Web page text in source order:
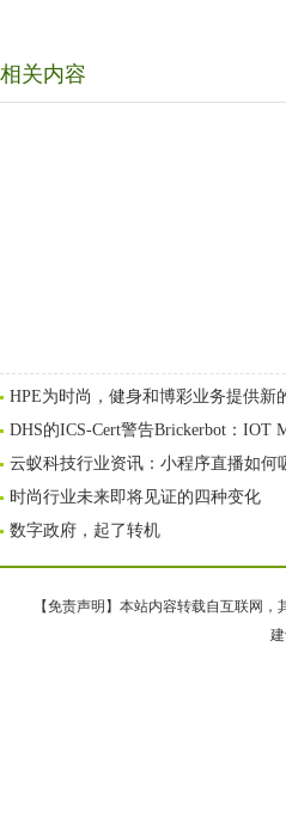
相关内容
HPE为时尚，健身和博彩业务提供新
DHS的ICS-Cert警告Brickerbot：IOT
云蚁科技行业资讯：小程序直播如何
时尚行业未来即将见证的四种变化
数字政府，起了转机
【免责声明】本站内容转载自互联网